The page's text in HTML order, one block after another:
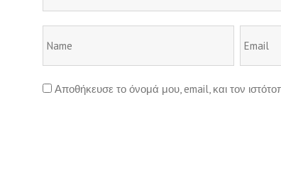
Αποθήκευσε το όνομά μου, email, και τον